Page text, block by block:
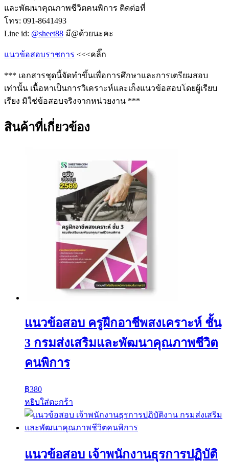
และพัฒนาคุณภาพชีวิตคนพิการ ติดต่อที่
โทร: 091-8641493
Line id: @sheet88 มี@ด้วยนะคะ
แนวข้อสอบราชการ <<<คลิ๊ก
*** เอกสารชุดนี้จัดทำขึ้นเพื่อการศึกษาและการเตรียมสอบ
เท่านั้น เนื้อหาเป็นการวิเคราะห์และเก็งแนวข้อสอบโดยผู้เรียบ
เรียง มิใช่ข้อสอบจริงจากหน่วยงาน ***
สินค้าที่เกี่ยวข้อง
แนวข้อสอบ ครูฝึกอาชีพสงเคราะห์ ชั้น
3 กรมส่งเสริมและพัฒนาคุณภาพชีวิต
คนพิการ
฿380
หยิบใส่ตะกร้า
แนวข้อสอบ เจ้าพนักงานธุรการปฏิบัติ